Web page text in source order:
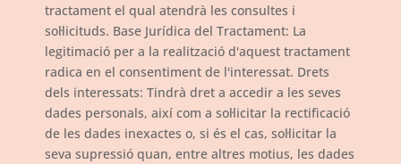
tractament el qual atendrà les consultes i
sol·licituds. Base Jurídica del Tractament: La
legitimació per a la realització d'aquest tractament
radica en el consentiment de l'interessat. Drets
dels interessats: Tindrà dret a accedir a les seves
dades personals, així com a sol·licitar la rectificació
de les dades inexactes o, si és el cas, sol·licitar la
seva supressió quan, entre altres motius, les dades